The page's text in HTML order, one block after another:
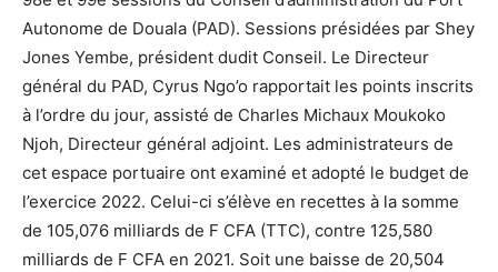
Autonome de Douala (PAD). Sessions présidées par Shey
Jones Yembe, président dudit Conseil. Le Directeur
général du PAD, Cyrus Ngo’o rapportait les points inscrits
à l’ordre du jour, assisté de Charles Michaux Moukoko
Njoh, Directeur général adjoint. Les administrateurs de
cet espace portuaire ont examiné et adopté le budget de
l’exercice 2022. Celui-ci s’élève en recettes à la somme
de 105,076 milliards de F CFA (TTC), contre 125,580
milliards de F CFA en 2021. Soit une baisse de 20,504